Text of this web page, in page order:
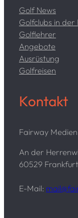
Golf News
Golfclubs in der
Golflehrer
Angebote
Ausrüstung
Golfreisen
Kontakt
Fairway
An der
60529
E-Mail: